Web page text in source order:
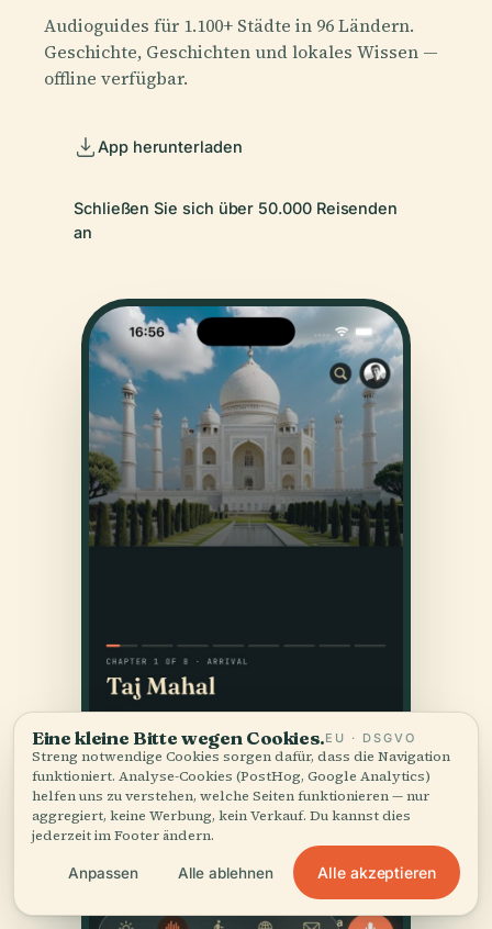
Audioguides für 1.100+ Städte in 96 Ländern.
Geschichte, Geschichten und lokales Wissen —
offline verfügbar.
App herunterladen
Schließen Sie sich über 50.000 Reisenden
an
Eine kleine Bitte wegen Cookies.EU · DSGVO
Streng notwendige Cookies sorgen dafür, dass die Navigation
funktioniert. Analyse-Cookies (PostHog, Google Analytics)
helfen uns zu verstehen, welche Seiten funktionieren — nur
aggregiert, keine Werbung, kein Verkauf. Du kannst dies
jederzeit im Footer ändern.
Anpassen Alle ablehnen Alle akzeptieren